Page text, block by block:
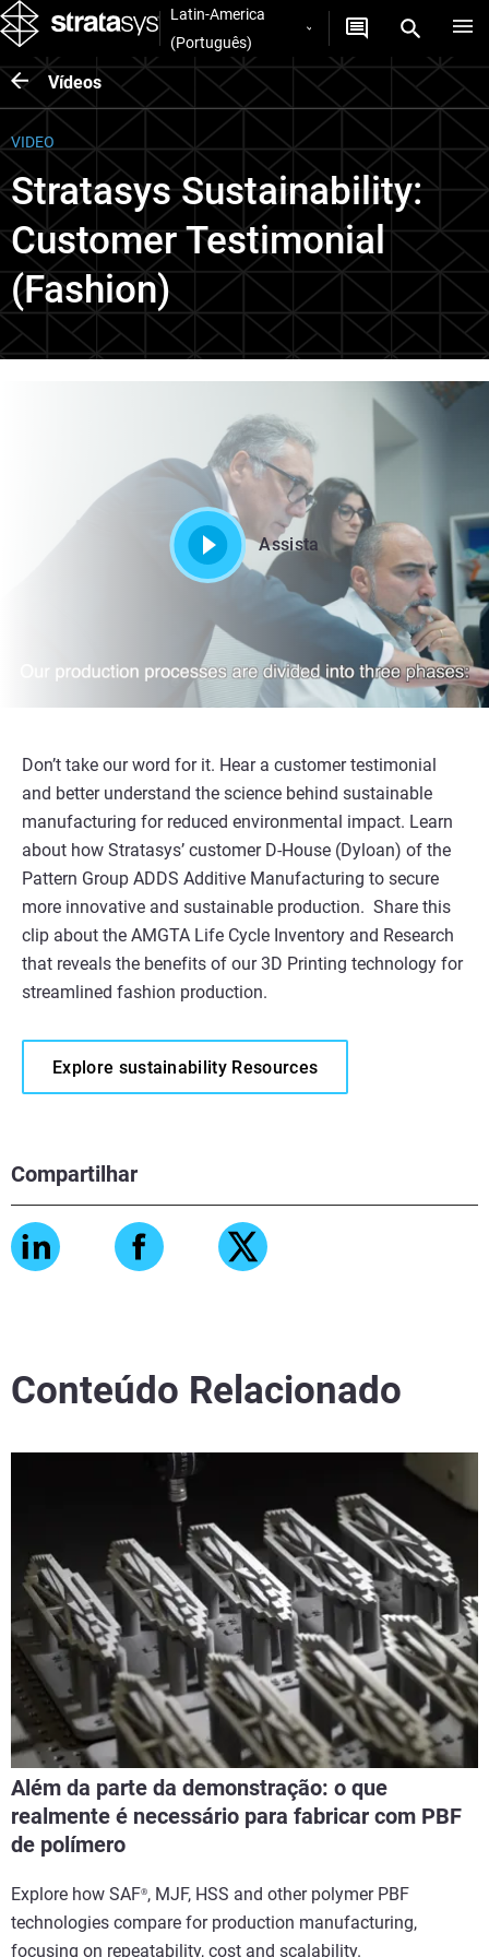
Latin-America
(Português)
Vídeos
VIDEO
Stratasys Sustainability:
Customer Testimonial
(Fashion)
Compartilhar
Assista
Don’t take our word for it. Hear a customer testimonial
and better understand the science behind sustainable
manufacturing for reduced environmental impact. Learn
about how Stratasys’ customer D-House (Dyloan) of the
Pattern Group ADDS Additive Manufacturing to secure
more innovative and sustainable production. Share this
clip about the AMGTA Life Cycle Inventory and Research
that reveals the benefits of our 3D Printing technology for
streamlined fashion production.
Explore sustainability Resources
Conteúdo Relacionado
Além da parte da demonstração: o que
realmente é necessário para fabricar com PBF
de polímero
Explore how SAF®, MJF, HSS and other polymer PBF
technologies compare for production manufacturing,
focusing on repeatability, cost and scalability.